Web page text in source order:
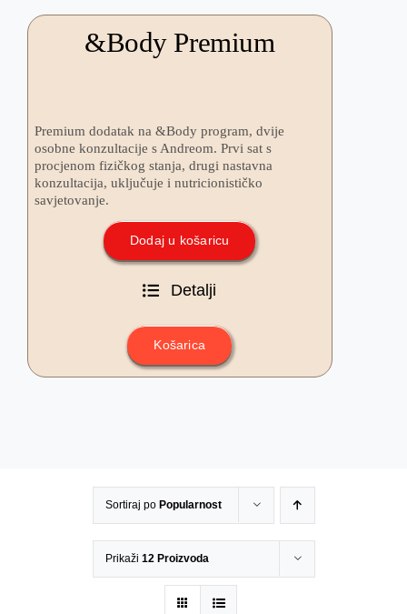
&Body Premium
Premium dodatak na &Body program, dvije
osobne konzultacije s Andreom. Prvi sat s
procjenom fizičkog stanja, drugi nastavna
konzultacija, uključuje i nutricionističko
savjetovanje.
Dodaj u košaricu
Detalji
Košarica
Sortiraj po Popularnost
Prikaži 12 Proizvoda